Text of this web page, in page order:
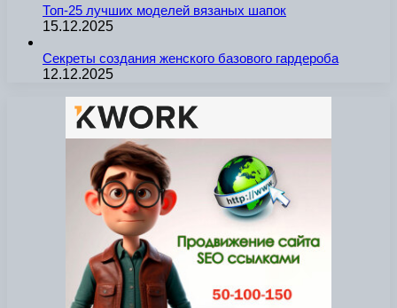
Топ-25 лучших моделей вязаных шапок
15.12.2025
Секреты создания женского базового гардероба
12.12.2025